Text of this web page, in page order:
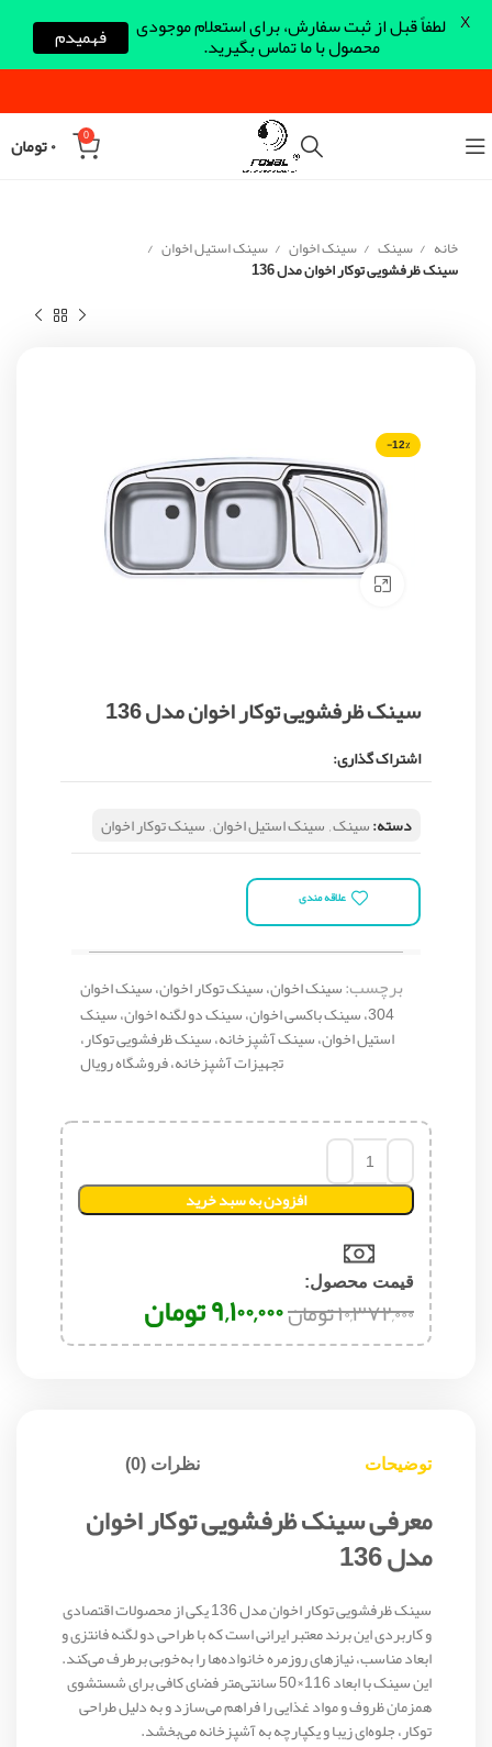
0 ۰تومان
خانه سینک سینک اخوان سینک استیل اخوان
سینک ظرفشویی توکار اخوان مدل 136
-12%
Click to enlarge
سینک ظرفشویی توکار اخوان مدل 136
اشتراک گذاری:
دسته:سینک,سینک استیل اخوان,سینک توکار اخوان
علاقه مندی
برچسب:سینک اخوان، سینک توکار اخوان، سینک اخوان
304، سینک باکسی اخوان، سینک دو لگنه اخوان، سینک
استیل اخوان، سینک آشپزخانه، سینک ظرفشویی توکار،
تجهیزات آشپزخانه، فروشگاه رویال
افزودن به سبد خرید
قیمت محصول:​
۱۰,۳۷۲,۰۰۰تومان۹,۱۰۰,۰۰۰تومان
توضیحات نظرات (0)
معرفی سینک ظرفشویی توکار اخوان
مدل 136
سینک ظرفشویی توکار اخوان مدل 136 یکی از محصولات اقتصادی
و کاربردی این برند معتبر ایرانی است که با طراحی دو لگنه فانتزی و
ابعاد مناسب، نیازهای روزمره خانواده‌ها را به‌خوبی برطرف می‌کند.
این سینک با ابعاد 116×50 سانتی‌متر فضای کافی برای شستشوی
همزمان ظروف و مواد غذایی را فراهم می‌سازد و به دلیل طراحی
توکار، جلوه‌ای زیبا و یکپارچه به آشپزخانه می‌بخشد.
لطفاً قبل از ثبت سفارش، برای استعلام موجودی
محصول با ما تماس بگیرید. فهمیدم X